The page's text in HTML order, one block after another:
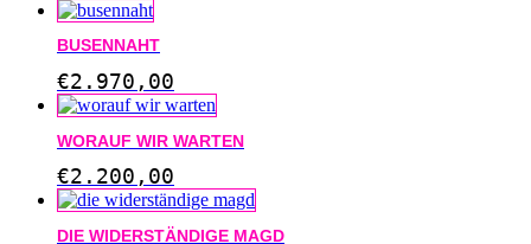
BUSENNAHT
€2.970,00
WORAUF WIR WARTEN
€2.200,00
DIE WIDERSTÄNDIGE MAGD